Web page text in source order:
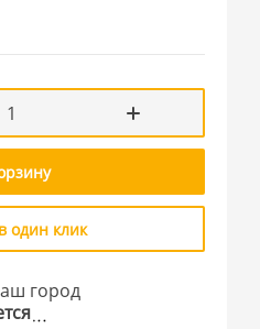
один клик
город